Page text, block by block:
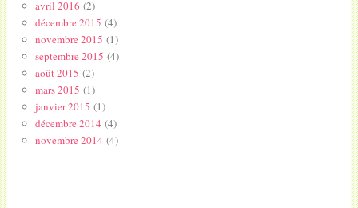
avril 2016 (2)
décembre 2015 (4)
novembre 2015 (1)
septembre 2015 (4)
août 2015 (2)
mars 2015 (1)
janvier 2015 (1)
décembre 2014(4)
novembre 2014(4)